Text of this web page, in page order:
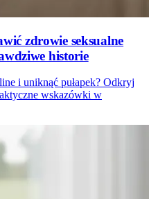
zdrowie seksualne
historie
i uniknąć pułapek? Odkryj
wskazówki w